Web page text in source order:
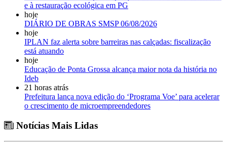
e à restauração ecológica em PG
hoje
DIÁRIO DE OBRAS SMSP 06/08/2026
hoje
IPLAN faz alerta sobre barreiras nas calçadas: fiscalização
está atuando
hoje
Educação de Ponta Grossa alcança maior nota da história no
Ideb
21 horas atrás
Prefeitura lança nova edição do ‘Programa Voe’ para acelerar
o crescimento de microempreendedores
Notícias Mais Lidas